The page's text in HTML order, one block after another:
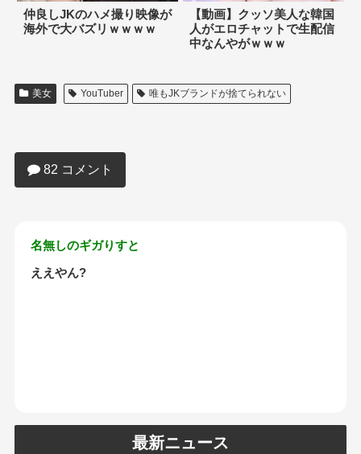
仲良しJKのハメ撮り映像が
海外で大バズリｗｗｗｗ
【動画】クッソ美人な韓国
人がエロチャットで生配信
中なんやがｗｗｗ
美女 YouTuber 唯もJKブランドが捨てられない
ｗ82 コメント
名無しのギガりすと
ええやん?
最新ニュース